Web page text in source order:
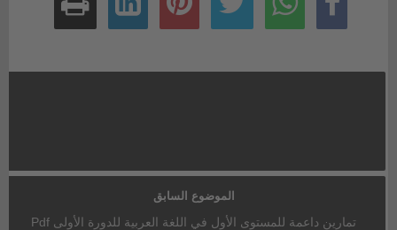
الموضوع السابق
تمارين داعمة للمستوى الأول في اللغة العربية للدورة الأولى Pdf